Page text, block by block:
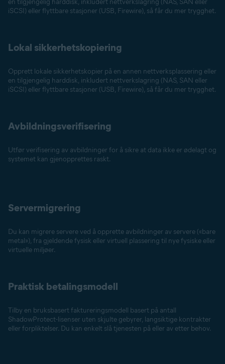
en tilgjengelig harddisk, inkludert nettverkslagring (NAS, SAN eller
iSCSI) eller flyttbare stasjoner (USB, Firewire), så får du mer trygghet.
Lokal sikkerhetskopiering
Opprett lokale sikkerhetskopier på en annen nettverksplassering eller
en tilgjengelig harddisk, inkludert nettverkslagring (NAS, SAN eller
iSCSI) eller flyttbare stasjoner (USB, Firewire), så får du mer trygghet.
Avbildningsverifisering
Utfør verifisering av avbildninger for å sikre at data ikke er ødelagt og
systemet kan gjenopprettes raskt.
Servermigrering
Du kan migrere servere ved å opprette avbildninger av servere («bare
metal»), fra gjeldende fysisk eller virtuell plassering til nye fysiske eller
virtuelle miljøer.
Praktisk betalingsmodell
Tilby en bruksbasert faktureringsmodell basert på antall
ShadowProtect-lisenser uten skjulte gebyrer, langsiktige kontrakter
eller forpliktelser. Du kan enkelt slå tjenesten på eller av etter behov.